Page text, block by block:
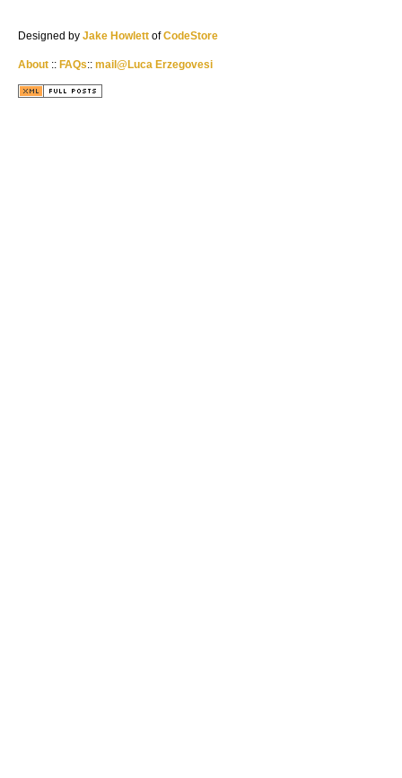
Designed by Jake Howlett ofCodeStore
About :: FAQs:: mail@Luca Erzegovesi